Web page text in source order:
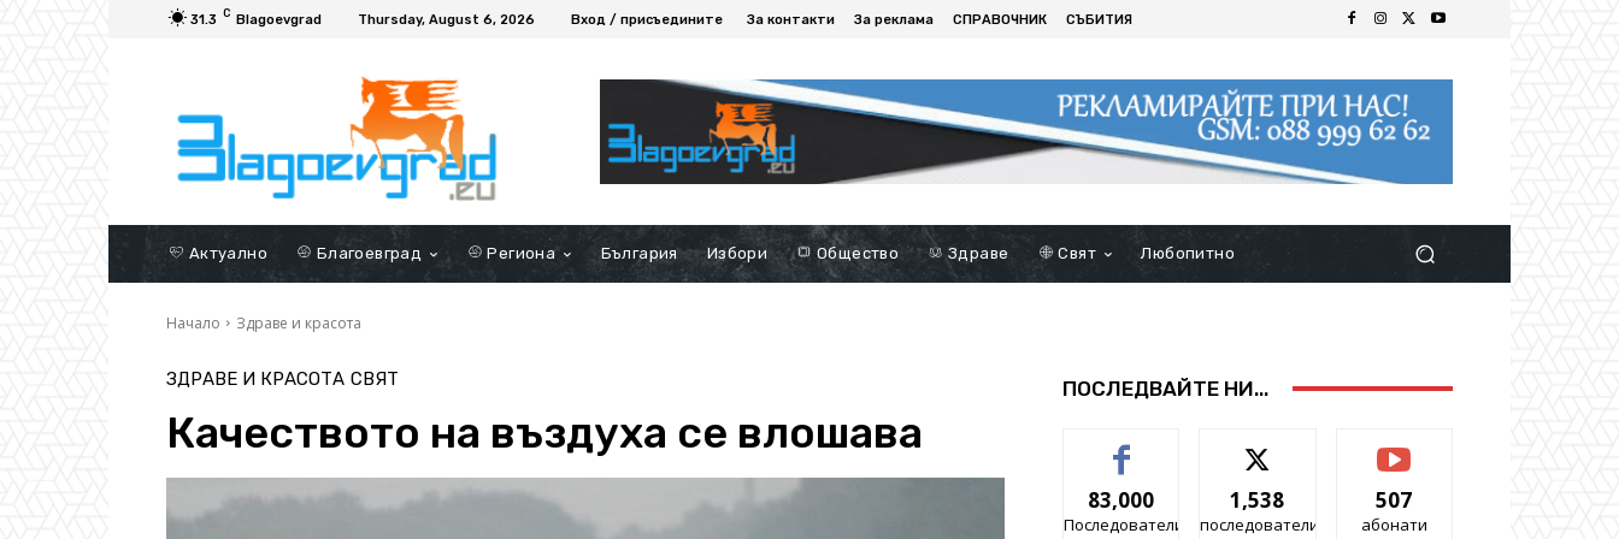
31.3 C Blagoevgrad Thursday, August 6, 2026 Вход / присъедините За контакти За реклама СПРАВОЧНИК СЪБИТИЯ
Актуално Благоевград Региона България Избори Общество Здраве Свят Любопитно
Начало Здраве и красота
ЗДРАВЕ И КРАСОТА СВЯТ
Качеството на въздуха се влошава
ПОСЛЕДВАЙТЕ НИ...
83,000
Последователи
1,538
последователи
507
абонати